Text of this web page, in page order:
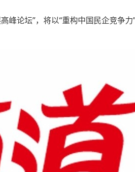
论坛”，将以“重构中国民企竞争力